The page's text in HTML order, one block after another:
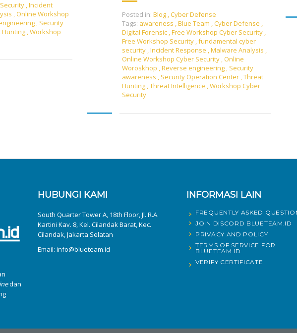
,Incident
,Online Workshop
, Security
Hunting ,Workshop
Posted in: Blog ,Cyber Defense
Tags: awareness ,Blue Team ,Cyber Defense ,
Digital Forensic ,Free Workshop Cyber Security ,
Free Workshop Security ,fundamental cyber
security ,Incident Response ,Malware Analysis ,
Online Workshop Cyber Security ,Online
Woroskhop ,Reverse engineering , Security
awareness , Security Operation Center ,Threat
Hunting ,Threat Intelligence ,Workshop Cyber
Security
dan
HUBUNGI KAMI
South Quarter Tower A, 18th Floor, Jl. R.A.
Kartini Kav. 8, Kel. Cilandak Barat, Kec.
Cilandak, Jakarta Selatan
Email: info@blueteam.id
INFORMASI LAIN
FREQUENTLY ASKED
JOIN DISCORD BLUETEAM.ID
PRIVACY AND POLICY
TERMS OF SERVICE FOR
BLUETEAM.ID
VERIFY CERTIFICATE